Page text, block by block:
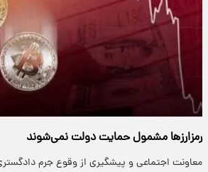
رمزارزها مشمول حمایت دولت نمی‌شوند
معاونت اجتماعی و پیشگیری از وقوع جرم